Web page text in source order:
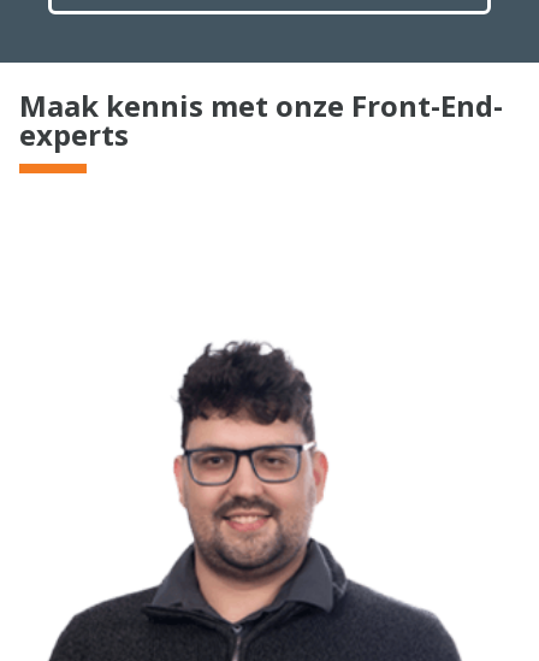
Maak kennis met onze Front-End-
experts